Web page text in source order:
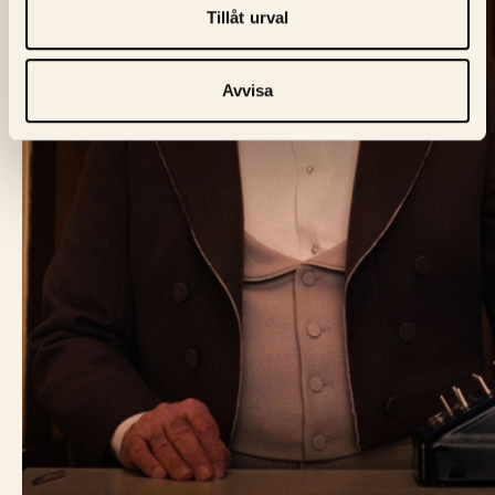
Tillåt urval
Avvisa
Skeppargatan 60,
biljett@biofagelbla.se
Allmänt:
mail@biofagelbla.se
Event:
event@biofagelbla.se
ÖPPETTIDER
Biografen öppnar 30 min innan dagens första visning.
NYHETSBREV
E-Postaddress
Skicka